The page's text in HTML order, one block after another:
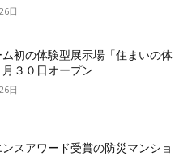
日
初の体験型展示場「住まいの体
３０日オープン
日
ンスアワード受賞の防災マンショ